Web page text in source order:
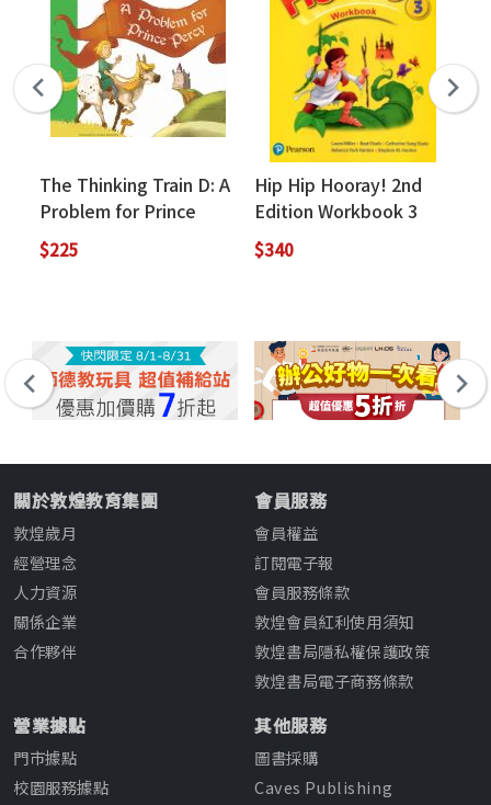
The Thinking Train D: A
Problem for Prince
Percy (with
APP+Online Game
$225
Hip Hip Hooray! 2nd
Edition Workbook 3
(with Audio QR Code)
$340
關於敦煌教育集團
敦煌歲月
經營理念
人力資源
關係企業
合作夥伴
會員服務
會員權益
訂閱電子報
會員服務條款
敦煌會員紅利使用須知
敦煌書局隱私權保護政策
敦煌書局電子商務條款
營業據點
門市據點
校園服務據點
其他服務
圖書採購
Caves Publishing